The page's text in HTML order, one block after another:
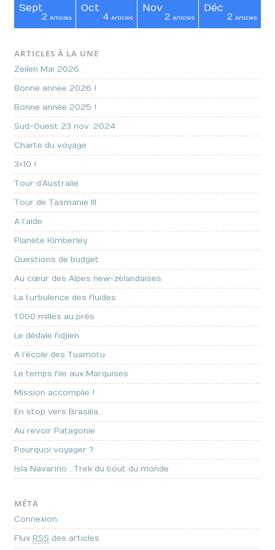
Sept
2 Articles
Oct
4 Articles
Nov
2 Articles
Déc
2 Articles
ARTICLES À LA UNE
Zeilen Mai 2026
Bonne année 2026 !
Bonne année 2025 !
Sud-Ouest 23 nov. 2024
Charte du voyage
3×10 !
Tour d’Australie
Tour de Tasmanie III
A l’aide
Planète Kimberley
Questions de budget
Au cœur des Alpes new-zélandaises
La turbulence des fluides
1’000 milles au près
Le dédale fidjien
A l’école des Tuamotu
Le temps file aux Marquises
Mission accomplie !
En stop vers Brasilia…
Au revoir Patagonie
Pourquoi voyager ?
Isla Navarino : Trek du bout du monde
MÉTA
Connexion
FluxRSS des articles